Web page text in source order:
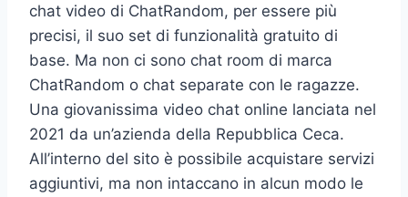
chat video di ChatRandom, per essere più
precisi, il suo set di funzionalità gratuito di
base. Ma non ci sono chat room di marca
ChatRandom o chat separate con le ragazze.
Una giovanissima video chat online lanciata nel
2021 da un’azienda della Repubblica Ceca.
All’interno del sito è possibile acquistare servizi
aggiuntivi, ma non intaccano in alcun modo le